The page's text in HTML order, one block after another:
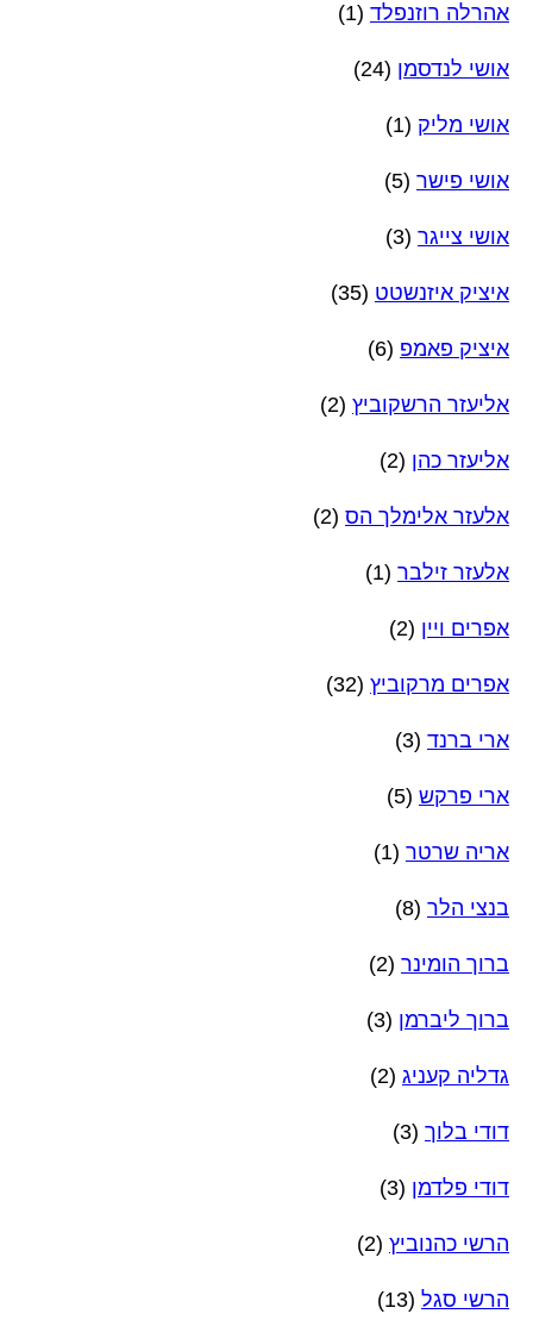
אהרלה רוזנפלד (1)
אושי לנדסמן (24)
אושי מליק (1)
אושי פישר (5)
אושי צייגר (3)
איציק איזנשטט (35)
איציק פאמפ (6)
אליעזר הרשקוביץ (2)
אליעזר כהן (2)
אלעזר אלימלך הס (2)
אלעזר זילבר (1)
אפרים ויין (2)
אפרים מרקוביץ (32)
ארי ברנד (3)
ארי פרקש (5)
אריה שרטר (1)
בנצי הלר (8)
ברוך הומינר (2)
ברוך ליברמן (3)
גדליה קעניג (2)
דודי בלוך (3)
דודי פלדמן (3)
הרשי כהנוביץ (2)
הרשי סגל (13)